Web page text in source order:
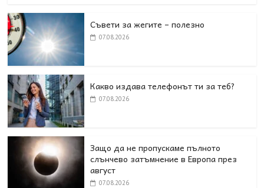
Съвети за жегите – полезно
07.08.2026
Какво издава телефонът ти за теб?
07.08.2026
Защо да не пропускаме пълното
слънчево затъмнение в Европа през
август
07.08.2026